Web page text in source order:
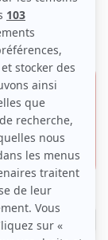
43.00 $
30.00 $